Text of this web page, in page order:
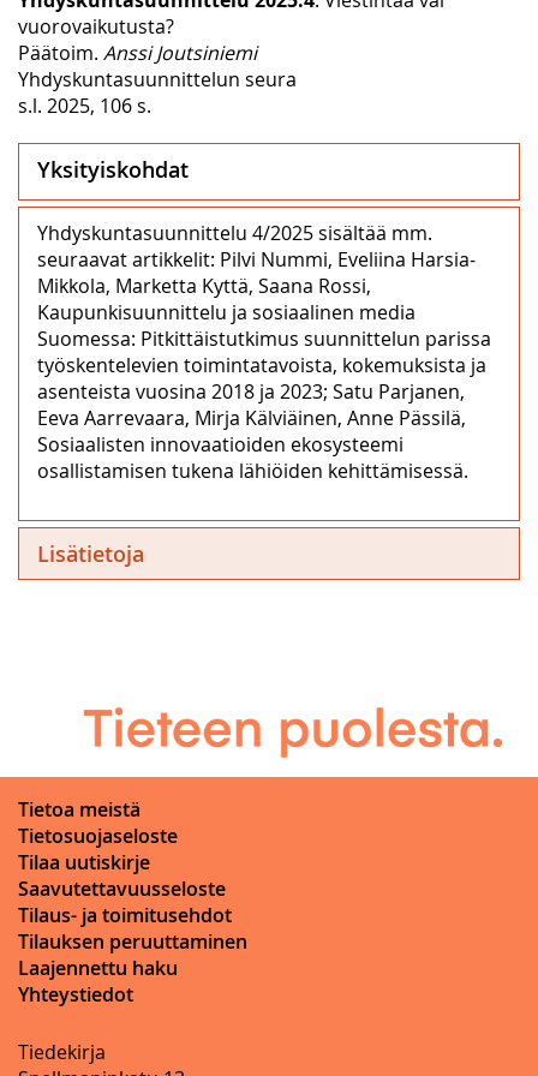
vuorovaikutusta?
Päätoim. Anssi Joutsiniemi
Yhdyskuntasuunnittelun seura
s.l. 2025, 106 s.
Yksityiskohdat
Yhdyskuntasuunnittelu 4/2025 sisältää mm.
seuraavat artikkelit: Pilvi Nummi, Eveliina Harsia-
Mikkola, Marketta Kyttä, Saana Rossi,
Kaupunkisuunnittelu ja sosiaalinen media
Suomessa: Pitkittäistutkimus suunnittelun parissa
työskentelevien toimintatavoista, kokemuksista ja
asenteista vuosina 2018 ja 2023; Satu Parjanen,
Eeva Aarrevaara, Mirja Kälviäinen, Anne Pässilä,
Sosiaalisten innovaatioiden ekosysteemi
osallistamisen tukena lähiöiden kehittämisessä.
Lisätietoja
Tietoa meistä
Tietosuojaseloste
Tilaa uutiskirje
Saavutettavuusseloste
Tilaus- ja toimitusehdot
Tilauksen peruuttaminen
Laajennettu haku
Yhteystiedot
Tiedekirja